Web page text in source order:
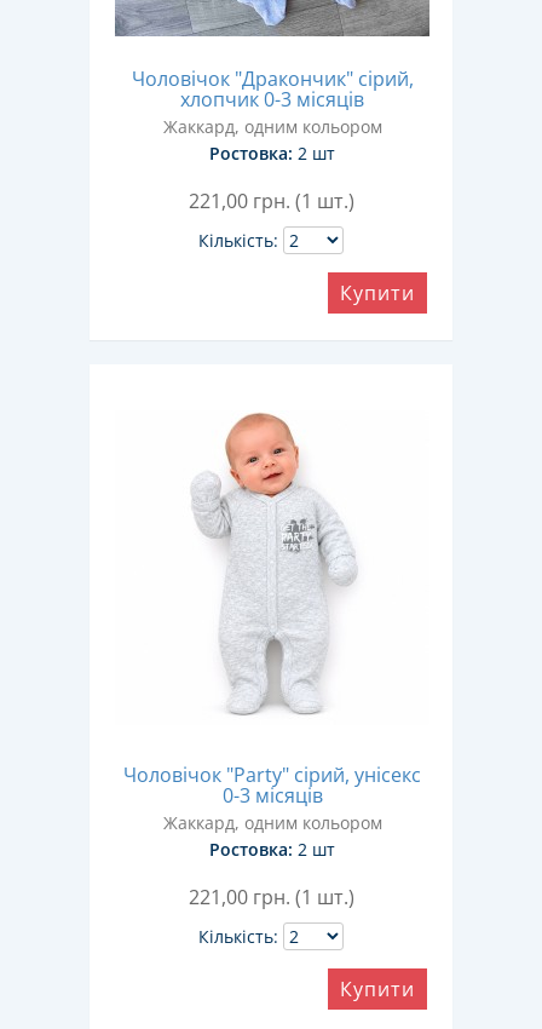
Чоловічок "Дракончик" сірий,
хлопчик 0-3 місяців
Жаккард, одним кольором
Ростовка: 2 шт
221,00 грн. (1 шт.)
Кількість:
Купити
Чоловічок "Party" сірий, унісекс
0-3 місяців
Жаккард, одним кольором
Ростовка: 2 шт
221,00 грн. (1 шт.)
Кількість:
Купити